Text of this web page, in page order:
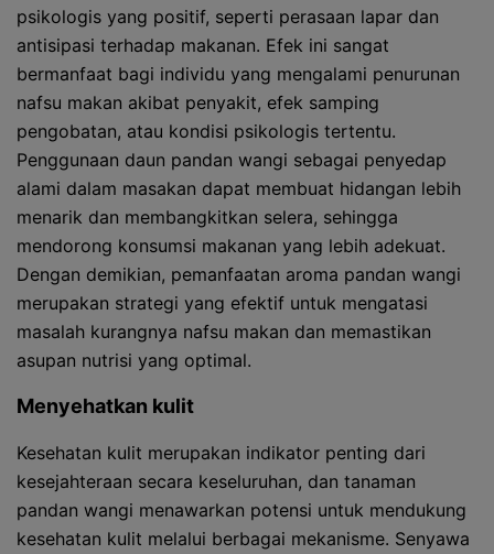
psikologis yang positif, seperti perasaan lapar dan
antisipasi terhadap makanan. Efek ini sangat
bermanfaat bagi individu yang mengalami penurunan
nafsu makan akibat penyakit, efek samping
pengobatan, atau kondisi psikologis tertentu.
Penggunaan daun pandan wangi sebagai penyedap
alami dalam masakan dapat membuat hidangan lebih
menarik dan membangkitkan selera, sehingga
mendorong konsumsi makanan yang lebih adekuat.
Dengan demikian, pemanfaatan aroma pandan wangi
merupakan strategi yang efektif untuk mengatasi
masalah kurangnya nafsu makan dan memastikan
asupan nutrisi yang optimal.
Menyehatkan kulit
Kesehatan kulit merupakan indikator penting dari
kesejahteraan secara keseluruhan, dan tanaman
pandan wangi menawarkan potensi untuk mendukung
kesehatan kulit melalui berbagai mekanisme. Senyawa